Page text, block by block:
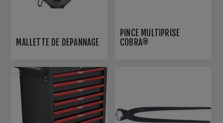
MALLETTE DE DEPANNAGE
PINCE MULTIPRISE
COBRA®